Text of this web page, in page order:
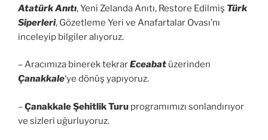
Atatürk Anıtı, Yeni Zelanda Anıtı, Restore Edilmiş Türk
Siperleri, Gözetleme Yeri ve Anafartalar Ovası’nı
inceleyip bilgiler alıyoruz.
– Aracımıza binerek tekrarEceabat üzerinden
Çanakkale‘ye dönüş yapıyoruz.
–Çanakkale Şehitlik Turu programımızı sonlandırıyor
ve sizleri uğurluyoruz.